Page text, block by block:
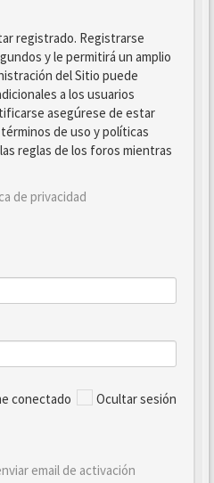
registrado. Registrarse
y le permitirá un amplio
del Sitio puede
a los usuarios
asegúrese de estar
de uso y políticas
reglas de los foros mientras
de privacidad
conectado Ocultar sesión
email de activación